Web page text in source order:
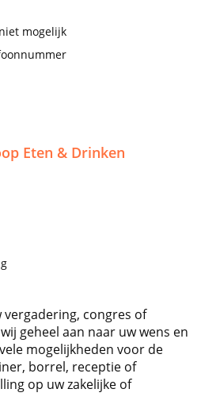
mogelijk
Eten & Drinken
vergadering, congres of
geheel aan naar uw wens en
mogelijkheden voor de
borrel, receptie of
op uw zakelijke of